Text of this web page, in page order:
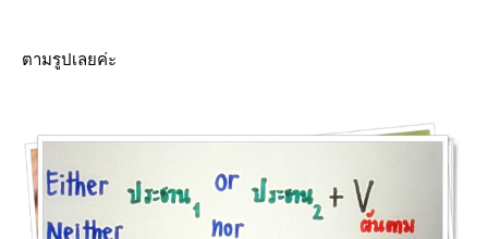
ตามรูปเลยค่ะ